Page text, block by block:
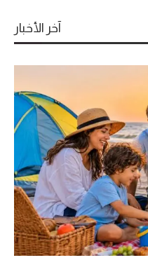
آخر الأخبار